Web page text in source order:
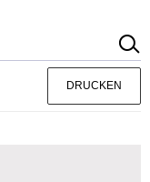
DRUCKEN